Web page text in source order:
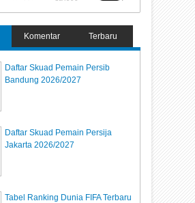
Komentar Terbaru
Daftar Skuad Pemain Persib
Bandung 2026/2027
Daftar Skuad Pemain Persija
Jakarta 2026/2027
Tabel Ranking Dunia FIFA Terbaru